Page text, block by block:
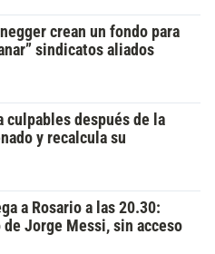
crean un fondo para
sindicatos aliados
culpables después de la
y recalcula su
a Rosario a las 20.30:
Jorge Messi, sin acceso